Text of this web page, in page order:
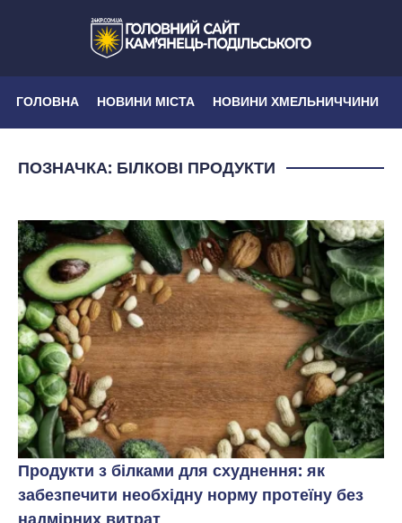
ГОЛОВНА НОВИНИ МІСТА НОВИНИ ХМЕЛЬНИЧЧИНИ
ПОЗНАЧКА: БІЛКОВІ ПРОДУКТИ
Продукти з білками для схуднення: як
забезпечити необхідну норму протеїну без
надмірних витрат